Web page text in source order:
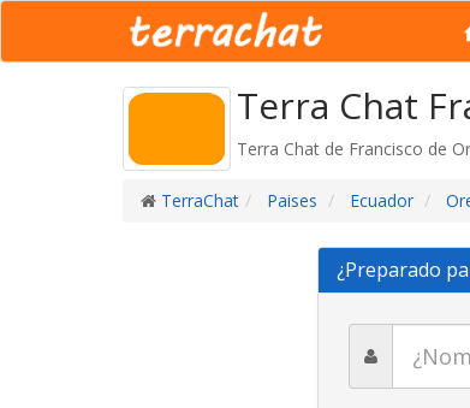
Terra Chat
Terra Chat de Francisco de
TerraChat Paises Ecuador
¿Preparado